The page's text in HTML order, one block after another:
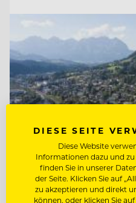
TOP ARBEITGEBER
DIESE SEITE
Diese Website
Informationen dazu und
finden Sie in unserer
der Seite. Klicken Sie auf
zu akzeptieren und direkt
können, oder klicken Sie